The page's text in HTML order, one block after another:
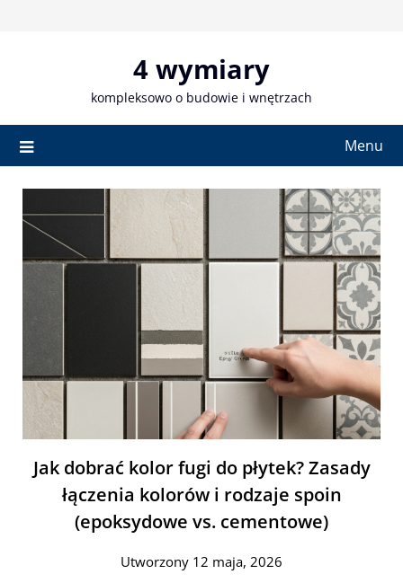
4 wymiary
kompleksowo o budowie i wnętrzach
Menu
Jak dobrać kolor fugi do płytek? Zasady
łączenia kolorów i rodzaje spoin
(epoksydowe vs. cementowe)
Utworzony 12 maja, 2026